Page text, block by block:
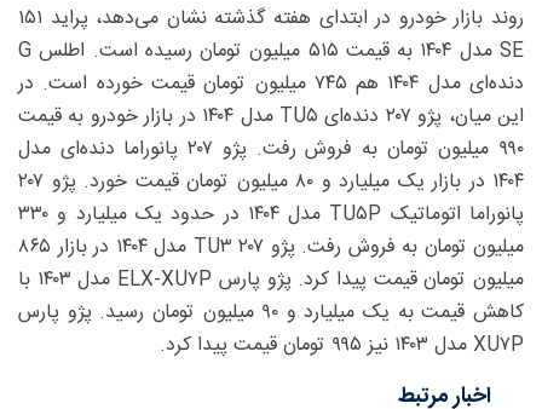
روند بازار خودرو در ابتدای هفته گذشته نشان می‌دهد، پراید ۱۵۱
SE مدل ۱۴۰۴ به قیمت ۵۱۵ میلیون تومان رسیده است. اطلس G
دنده‌ای مدل ۱۴۰۴ هم ۷۴۵ میلیون تومان قیمت خورده است. در
این میان، پژو ۲۰۷ دنده‌ای TU۵ مدل ۱۴۰۴ در بازار خودرو به قیمت
۹۹۰ میلیون تومان به فروش رفت. پژو ۲۰۷ پانوراما دنده‌ای مدل
۱۴۰۴ در بازار یک میلیارد و ۸۰ میلیون تومان قیمت خورد. پژو ۲۰۷
پانوراما اتوماتیک TU۵P مدل ۱۴۰۴ در حدود یک میلیارد و ۳۳۰
میلیون تومان به فروش رفت. پژو ۲۰۷ TU۳ مدل ۱۴۰۴ در بازار ۸۶۵
میلیون تومان قیمت پیدا کرد. پژو پارس ELX-XU۷P مدل ۱۴۰۳ با
کاهش قیمت به یک میلیارد و ۹۰ میلیون تومان رسید. پژو پارس
XU۷P مدل ۱۴۰۳ نیز ۹۹۵ تومان قیمت پیدا کرد.
اخبار مرتبط